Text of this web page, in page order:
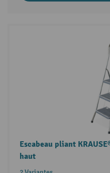
Escabeau pliant
haut